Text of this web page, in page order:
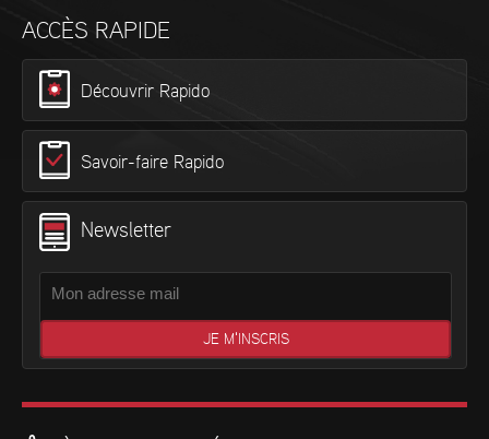
ACCÈS RAPIDE
Découvrir Rapido
Savoir-faire Rapido
Newsletter